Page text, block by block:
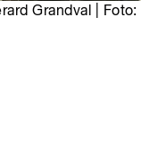
Grandval | Foto: